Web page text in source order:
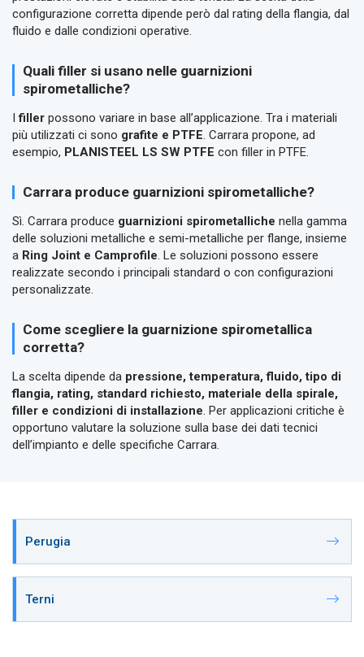
configurazione corretta dipende però dal rating della flangia, dal
fluido e dalle condizioni operative.
Quali filler si usano nelle guarnizioni
spirometalliche?
Ifiller possono variare in base all’applicazione. Tra i materiali
più utilizzati ci sono grafite e PTFE. Carrara propone, ad
esempio, PLANISTEEL LS SW PTFE con filler in PTFE.
Carrara produce guarnizioni spirometalliche?
Sì. Carrara produce guarnizioni spirometalliche nella gamma
delle soluzioni metalliche e semi-metalliche per flange, insieme
a Ring Joint e Camprofile. Le soluzioni possono essere
realizzate secondo i principali standard o con configurazioni
personalizzate.
Come scegliere la guarnizione spirometallica
corretta?
La scelta dipende da pressione, temperatura, fluido, tipo di
flangia, rating, standard richiesto, materiale della spirale,
filler e condizioni di installazione. Per applicazioni critiche è
opportuno valutare la soluzione sulla base dei dati tecnici
dell’impianto e delle specifiche Carrara.
Perugia
Terni